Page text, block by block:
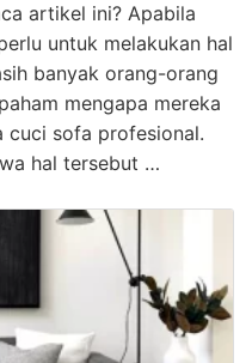
artikel ini? Apabila
untuk melakukan hal
banyak orang-orang
mengapa mereka
cuci sofa profesional.
hal tersebut …